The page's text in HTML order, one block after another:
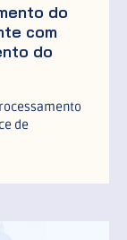
do
com
do
de